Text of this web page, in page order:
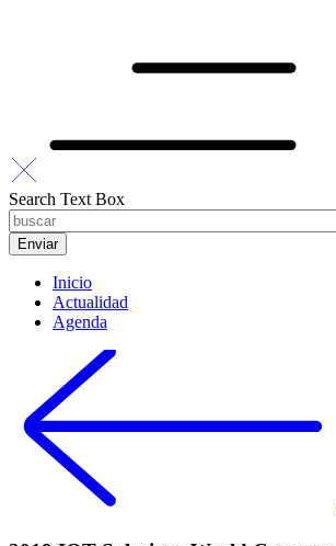
Search Text Box
Inicio
Actualidad
Agenda